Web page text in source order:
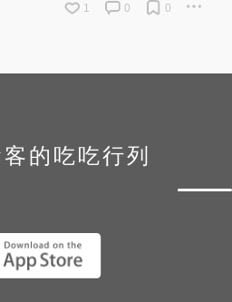
1 0 0
的吃吃行列